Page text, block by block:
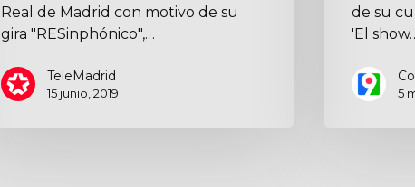
Real de Madrid con motivo de su
gira "RESinphónico",…
TeleMadrid
15 junio, 2019
de su
'El
5